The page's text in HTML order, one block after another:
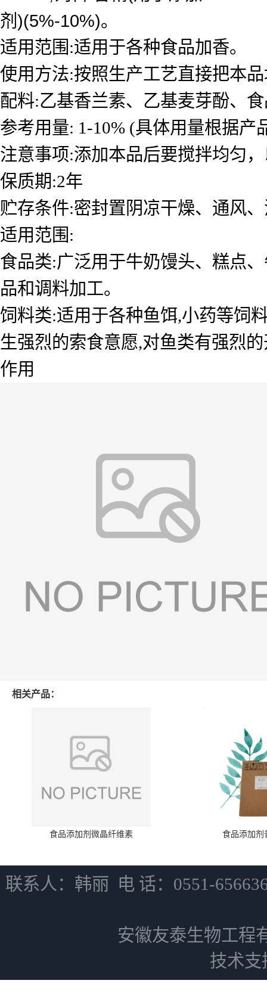
剂)(5%-10%)。
适用范围:适用于各种食品加香。
使用方法:按照生产工艺直接把本
配料:乙基香兰素、乙基麦芽酚、
参考用量: 1-10% (具体用量根据产
注意事项:添加本品后要搅拌均匀
保质期:2年
贮存条件:密封置阴凉干燥、通风
适用范围:
食品类:广泛用于牛奶馒头、糕点
品和调料加工。
饲料类:适用于各种鱼饵,小药等饲
生强烈的索食意愿,对鱼类有强烈
作用
相关产品：
食品添加剂微晶纤维素 食品添加剂
联系人：韩丽 电 话：0551-
安徽友泰生物工程
技术